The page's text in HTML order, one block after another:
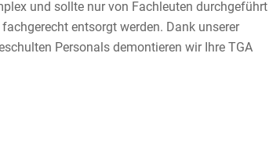
und sollte nur von Fachleuten durchgeführt
entsorgt werden. Dank unserer
Personals demontieren wir Ihre TGA